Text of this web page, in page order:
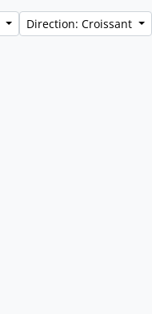
Direction: Croissant